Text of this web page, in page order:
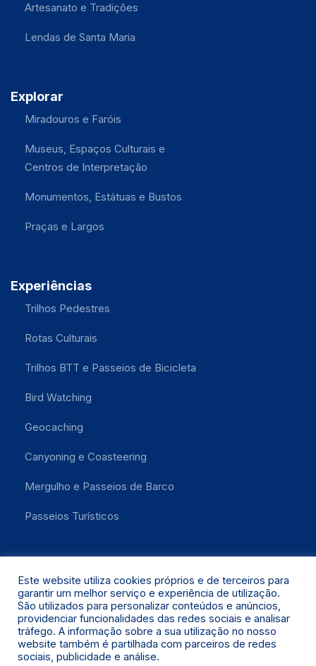
Artesanato e Tradições
Lendas de Santa Maria
Explorar
Miradouros e Faróis
Museus, Espaços Culturais e
Centros de Interpretação
Monumentos, Estátuas e Bustos
Praças e Largos
Experiências
Trilhos Pedestres
Rotas Culturais
Trilhos BTT e Passeios de Bicicleta
Bird Watching
Geocaching
Canyoning e Coasteering
Mergulho e Passeios de Barco
Passeios Turísticos
Santa Maria 2021 © Todos os Direitos Reservados.
Este website utiliza cookies próprios e de terceiros para
garantir um melhor serviço e experiência de utilização.
São utilizados para personalizar conteúdos e anúncios,
providenciar funcionalidades das redes sociais e analisar
tráfego. A informação sobre a sua utilização no nosso
website também é partilhada com parceiros de redes
sociais, publicidade e análise.